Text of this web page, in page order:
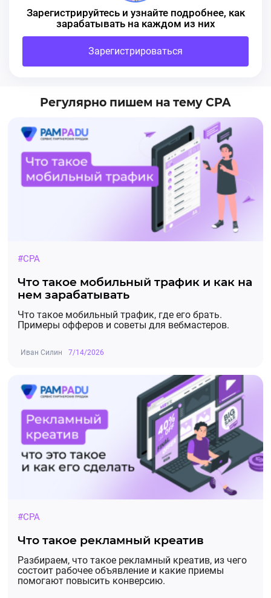
Зарегистрируйтесь и узнайте подробнее, как
зарабатывать на каждом из них
Зарегистрироваться
Регулярно пишем на тему CPA
#CPA
Что такое мобильный трафик и как на
нем зарабатывать
Что такое мобильный трафик, где его брать.
Примеры офферов и советы для вебмастеров.
Иван Силин 7/14/2026
#CPA
Что такое рекламный креатив
Разбираем, что такое рекламный креатив, из чего
состоит рабочее объявление и какие приемы
помогают повысить конверсию.